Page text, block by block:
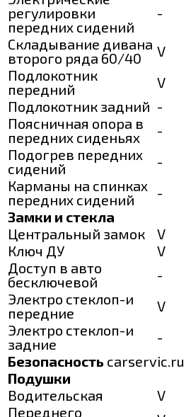
регулировки
передних сидений
-
Складывание дивана
второго ряда 60/40
V
Подлокотник
передний
V
Подлокотник задний -
Поясничная опора в
передних сиденьях
-
Подогрев передних
сидений
-
Карманы на спинках
передних сидений
-
Замки и стекла
Центральный замок
V
Ключ ДУ
V
Доступ в авто
бесключевой
-
Электро стеклоп-и
передние
V
Электро стеклоп-и
задние
-
Безопасность carservic.ru
Подушки
Водительская
V
Переднего